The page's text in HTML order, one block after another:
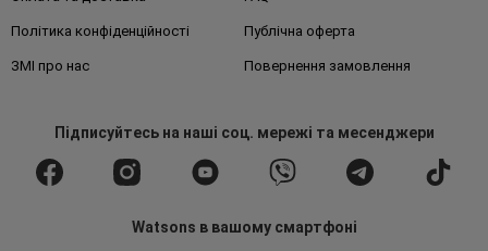
Політика конфіденційності Публічна оферта
ЗМІ про нас Повернення замовлення
Підписуйтесьна наші соц. мережі та месенджери
Watsons в вашому смартфоні